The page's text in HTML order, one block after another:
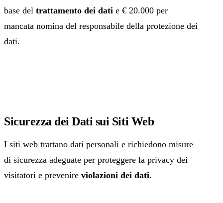
base del trattamento dei dati e € 20.000 per
mancata nomina del responsabile della protezione dei
dati.
Sicurezza dei Dati sui Siti Web
I siti web trattano dati personali e richiedono misure
di sicurezza adeguate per proteggere la privacy dei
visitatori e prevenire violazioni dei dati.